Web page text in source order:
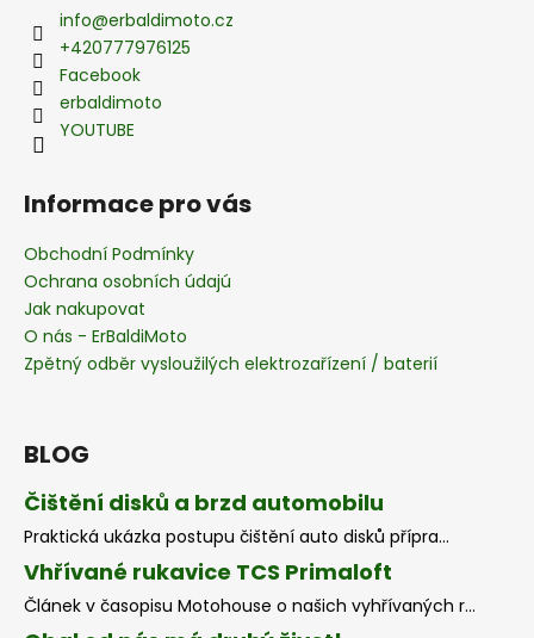
info@erbaldimoto.cz
+420777976125
Facebook
erbaldimoto
YOUTUBE
Informace pro vás
Obchodní Podmínky
Ochrana osobních údajú
Jak nakupovat
O nás - ErBaldiMoto
Zpětný odběr vysloužilých elektrozařízení / baterií
BLOG
Čištění disků a brzd automobilu
Praktická ukázka postupu čištění auto disků přípra...
Vhřívané rukavice TCS Primaloft
Článek v časopisu Motohouse o našich vyhřívaných r...